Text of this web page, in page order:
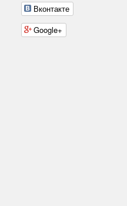
Вконтакте
Google+